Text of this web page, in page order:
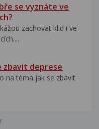
se vyznáte ve
zachovat klid i ve
zbavit deprese
na téma jak se zbavit